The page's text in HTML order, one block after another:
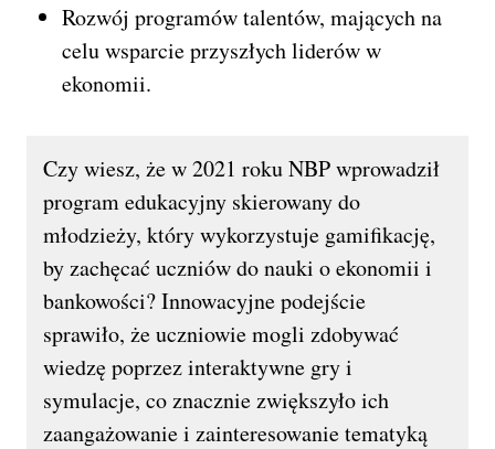
Rozwój programów talentów, mających na
celu wsparcie przyszłych liderów w
ekonomii.
Czy wiesz, że w 2021 roku NBP wprowadził
program edukacyjny skierowany do
młodzieży, który wykorzystuje gamifikację,
by zachęcać uczniów do nauki o ekonomii i
bankowości? Innowacyjne podejście
sprawiło, że uczniowie mogli zdobywać
wiedzę poprzez interaktywne gry i
symulacje, co znacznie zwiększyło ich
zaangażowanie i zainteresowanie tematyką